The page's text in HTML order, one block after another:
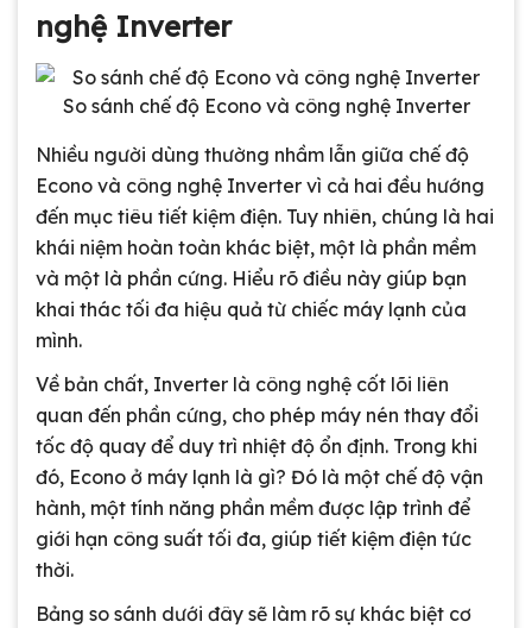
nghệ Inverter
So sánh chế độ Econo và công nghệ Inverter
Nhiều người dùng thường nhầm lẫn giữa chế độ
Econo và công nghệ Inverter vì cả hai đều hướng
đến mục tiêu tiết kiệm điện. Tuy nhiên, chúng là hai
khái niệm hoàn toàn khác biệt, một là phần mềm
và một là phần cứng. Hiểu rõ điều này giúp bạn
khai thác tối đa hiệu quả từ chiếc máy lạnh của
mình.
Về bản chất, Inverter là công nghệ cốt lõi liên
quan đến phần cứng, cho phép máy nén thay đổi
tốc độ quay để duy trì nhiệt độ ổn định. Trong khi
đó, Econo ở máy lạnh là gì? Đó là một chế độ vận
hành, một tính năng phần mềm được lập trình để
giới hạn công suất tối đa, giúp tiết kiệm điện tức
thời.
Bảng so sánh dưới đây sẽ làm rõ sự khác biệt cơ